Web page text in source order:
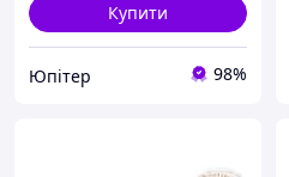
Купити
Юпітер 98%